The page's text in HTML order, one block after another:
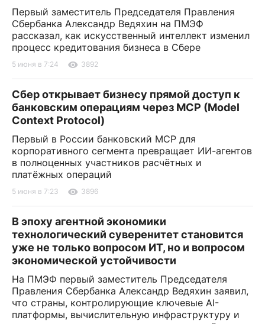
Первый заместитель Председателя Правления
Сбербанка Александр Ведяхин на ПМЭФ
рассказал, как искусственный интеллект изменил
процесс кредитования бизнеса в Сбере
5 июня в 7:24 3892
Сбер открывает бизнесу прямой доступ к
банковским операциям через MCP (Model
Context Protocol)
Первый в России банковский MCP для
корпоративного сегмента превращает ИИ-агентов
в полноценных участников расчётных и
платёжных операций
5 июня в 7:23 3896
В эпоху агентной экономики
технологический суверенитет становится
уже не только вопросом ИТ, но и вопросом
экономической устойчивости
На ПМЭФ первый заместитель Председателя
Правления Сбербанка Александр Ведяхин заявил,
что страны, контролирующие ключевые AI-
платформы, вычислительную инфраструктуру и